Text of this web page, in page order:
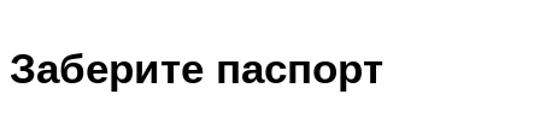
Заберите паспорт